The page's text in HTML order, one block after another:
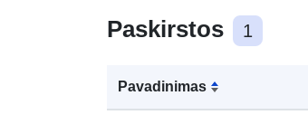
Paskirstos 1
Pavadinimas